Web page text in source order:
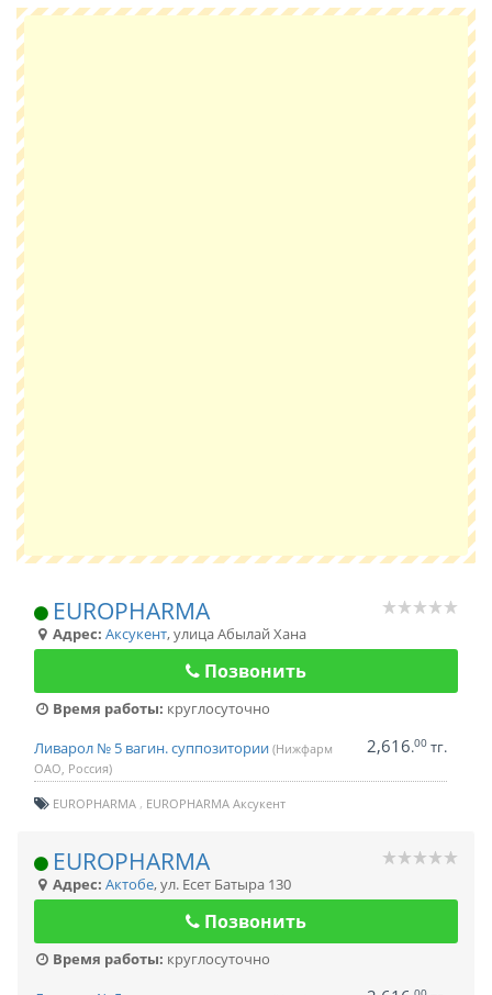
EUROPHARMA
Адрес: Аксукент,улица Абылай Хана
Позвонить
Время работы: круглосуточно
Ливарол № 5 вагин. суппозитории (Нижфарм
ОАО, Россия)
2,616.00 тг.
EUROPHARMA EUROPHARMA Аксукент
EUROPHARMA
Адрес: Актобе,ул. Есет Батыра 130
Позвонить
Время работы: круглосуточно